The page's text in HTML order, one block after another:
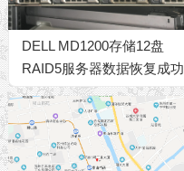
DELL MD1200存储12盘
RAID5服务器数据恢复成功